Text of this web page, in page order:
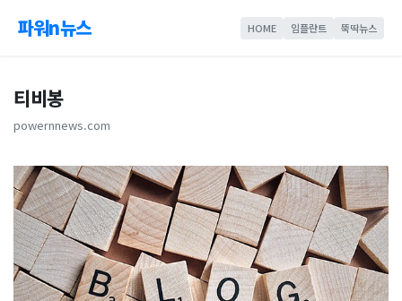
파워n뉴스 HOME 임플란트 뚝딱뉴스
티비봉
powernnews.com